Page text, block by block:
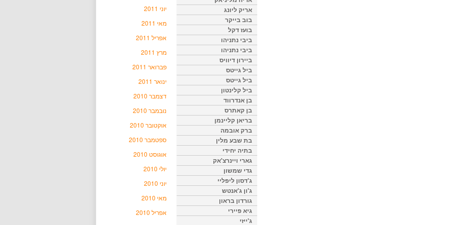
יוני 2011
מאי 2011
אפריל 2011
מרץ 2011
פברואר 2011
ינואר 2011
דצמבר 2010
נובמבר 2010
אוקטובר 2010
ספטמבר 2010
אוגוסט 2010
יולי 2010
יוני 2010
מאי 2010
אפריל 2010
אריק ליונג
בוב בייקר
בועז דקל
ביבי נתניהו
ביבי נתניהו
ביירון דיוויס
ביל גייטס
ביל גייטס
ביל קלינטון
בן אנדרווד
בן קאתרס
בריאן קליינמן
ברק אובמה
בת שבע מלין
בתיה יחידי
גארי ויינרצ'אק
גדי שמשון
ג'דסון ליפליי
ג'ון ג'אנטש
גורדון בראון
גיא פיירי
ג'ייזי